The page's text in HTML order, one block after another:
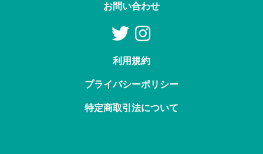
お問い合わせ
利用規約
プライバシーポリシー
特定商取引法について